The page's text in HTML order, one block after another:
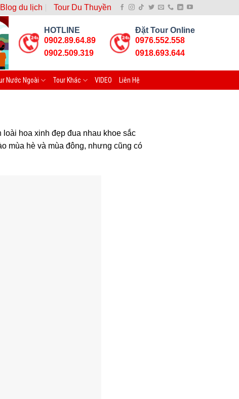
Blog du lịch Tour Du Thuyền
HOTLINE
0902.89.64.89
0902.509.319
Đặt Tour Online
0976.552.558
0918.693.644
Nước Ngoài Tour Khác VIDEO Liên Hệ
hoa xinh đẹp đua nhau khoe sắc
mùa hè và mùa đông, nhưng cũng có